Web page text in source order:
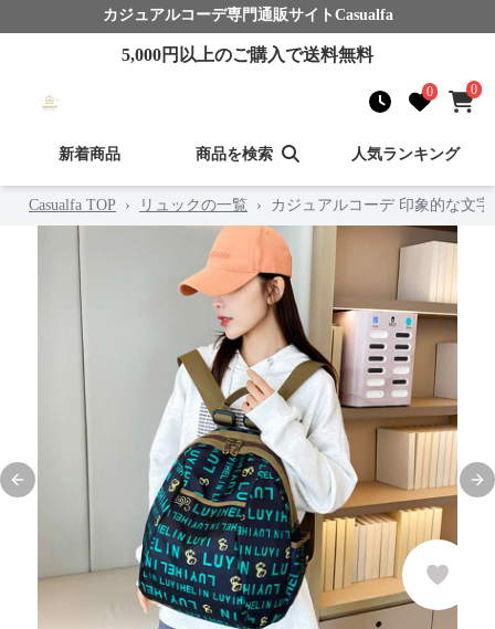
カジュアルコーデ専門通販サイト Casualfa
5,000円以上のご購入で送料無料
0 0
新着商品 商品を検索 人気ランキング
Casualfa TOP › リュックの一覧 › カジュアルコーデ 印象的な文
Previous slide